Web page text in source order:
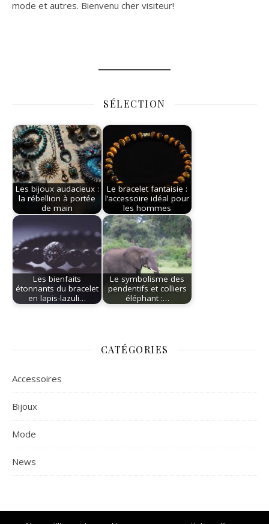
mode et autres. Bienvenu cher visiteur!
SÉLECTION
Les bijoux audacieux :
la rébellion à portée
de main
Le bracelet fantaisie :
l’accessoire idéal pour
les hommes
Les bienfaits
étonnants du bracelet
en lapis-lazuli…
Le symbolisme des
pendentifs et colliers
éléphant :…
CATÉGORIES
Accessoires
Bijoux
Mode
News